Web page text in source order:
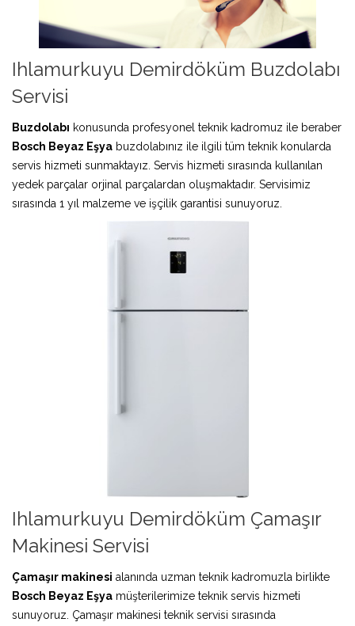
Ihlamurkuyu Demirdöküm Buzdolabı
Servisi
Buzdolabı konusunda profesyonel teknik kadromuz ile beraber
Bosch Beyaz Eşya buzdolabınız ile ilgili tüm teknik konularda
servis hizmeti sunmaktayız. Servis hizmeti sırasında kullanılan
yedek parçalar orjinal parçalardan oluşmaktadır. Servisimiz
sırasında 1 yıl malzeme ve işçilik garantisi sunuyoruz.
Ihlamurkuyu Demirdöküm Çamaşır
Makinesi Servisi
Çamaşır makinesi alanında uzman teknik kadromuzla birlikte
Bosch Beyaz Eşya müşterilerimize teknik servis hizmeti
sunuyoruz. Çamaşır makinesi teknik servisi sırasında